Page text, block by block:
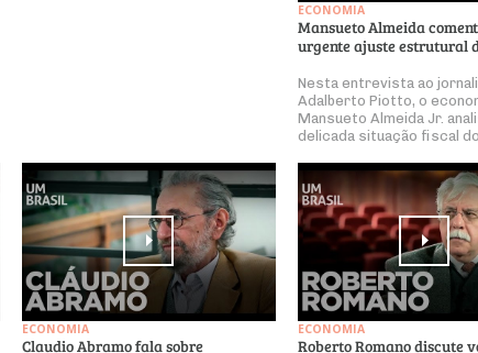
ECONOMIA
Mansueto Almeida
urgente ajuste estrutural
Nesta entrevista ao
Adalberto Piotto, o
Mansueto Almeida Jr.
delicada situação fiscal do
ECONOMIA
Claudio Abramo fala sobre
ECONOMIA
Roberto Romano discute